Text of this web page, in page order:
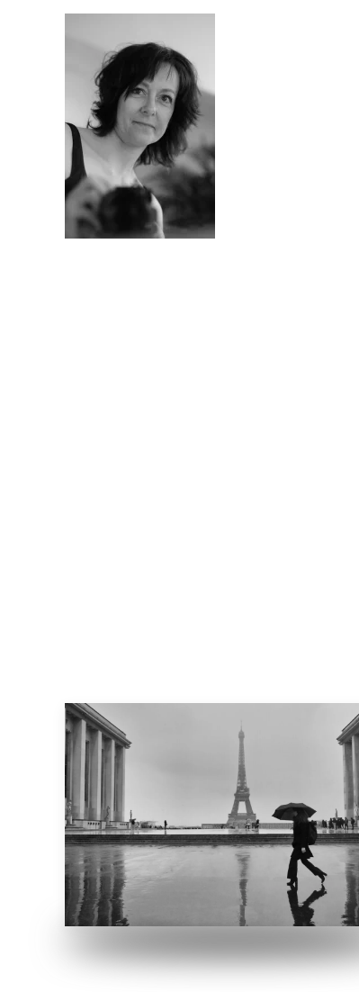
Bei 5°C und Schneeregen, stehen wir 3
Stunden am Trocadéro mit dem
Fotoapparat auf dem Stativ und ich warte…
und sie kam!
VERGRÖSSERN